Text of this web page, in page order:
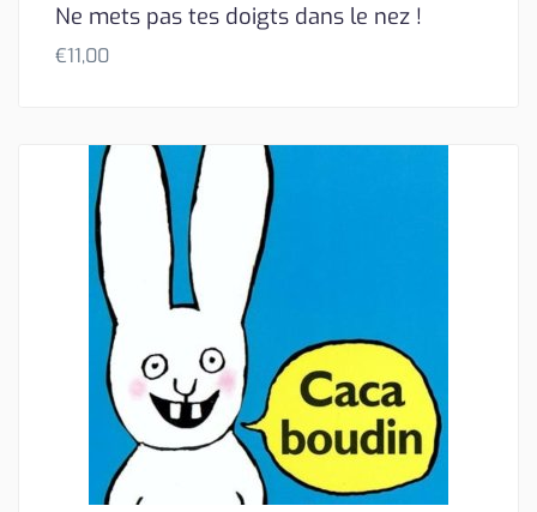
Ne mets pas tes doigts dans le nez !
€11,00